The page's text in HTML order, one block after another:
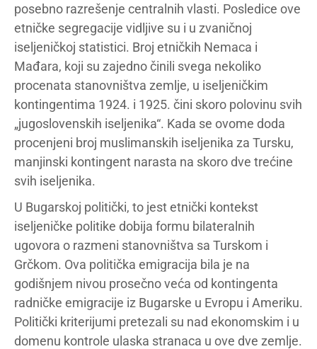
posebno razrešenje centralnih vlasti. Posledice ove
etničke segregacije vidljive su i u zvaničnoj
iseljeničkoj statistici. Broj etničkih Nemaca i
Mađara, koji su zajedno činili svega nekoliko
procenata stanovništva zemlje, u iseljeničkim
kontingentima 1924. i 1925. čini skoro polovinu svih
„jugoslovenskih iseljenika“. Kada se ovome doda
procenjeni broj muslimanskih iseljenika za Tursku,
manjinski kontingent narasta na skoro dve trećine
svih iseljenika.
U Bugarskoj politički, to jest etnički kontekst
iseljeničke politike dobija formu bilateralnih
ugovora o razmeni stanovništva sa Turskom i
Grčkom. Ova politička emigracija bila je na
godišnjem nivou prosečno veća od kontingenta
radničke emigracije iz Bugarske u Evropu i Ameriku.
Politički kriterijumi pretezali su nad ekonomskim i u
domenu kontrole ulaska stranaca u ove dve zemlje.